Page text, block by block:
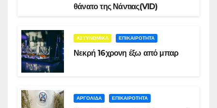
θάνατο της Νάντιας(VID)
ΑΣΤΥΝΟΜΙΚΑ ΕΠΙΚΑΙΡΟΤΗΤΑ
Νεκρή 16χρονη έξω από μπαρ
ΑΡΓΟΛΙΔΑ ΕΠΙΚΑΙΡΟΤΗΤΑ